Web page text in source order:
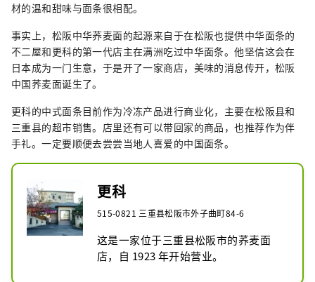
材的温和甜味与面条很相配。
事实上，松阪中华荞麦面的起源来自于在松阪也提供中华面条的
不二屋和更科的第一代店主在满洲吃过中华面条。他坚信这会在
日本成为一门生意，于是开了一家商店，美味的消息传开，松阪
中国荞麦面诞生了。
更科的中式面条目前作为冷冻产品进行商业化，主要在松阪县和
三重县的超市销售。店里还有可以带回家的商品，也推荐作为伴
手礼。一定要顺便去尝尝当地人喜爱的中国面条。
更科
515-0821 三重县松阪市外子曲町84-6
这是一家位于三重县松阪市的荞麦面
店，自 1923 年开始营业。